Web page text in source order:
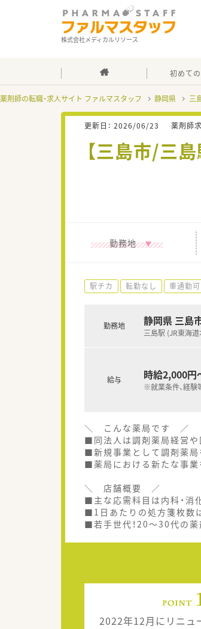
株式会社メディカルリソース
初めて
薬剤師の転職・求人サイト ファルマスタッフ 静岡県 三
更新日： 2026/06/23 薬剤師
【三島市/三
勤務地
駅チカ 転勤なし 車通勤可
勤務地 静岡県 三島
三島駅 (JR東海道
給与 時給2,000円
※就業条件、経験
＼ こんな薬局です ／
■同法人は調剤薬局経営や
■新規事業として調剤薬局
■薬局における新たな事業
＼ 店舗概要 ／
■主な応需科目は内科・消化
■1日あたりの処方箋枚数
■若手世代！20～30代の
2022年12月にリニュ